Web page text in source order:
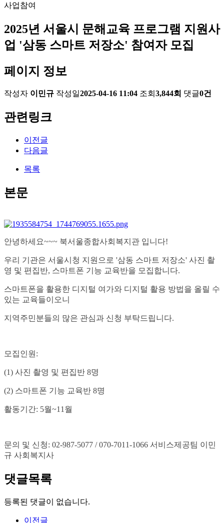
사업참여
2025년 서울시 문해교육 프로그램 지원사
업 '삼동 스마트 저장소' 참여자 모집
페이지 정보
작성자 이민규 작성일2025-04-16 11:04 조회 3,844회 댓글0건
관련링크
이전글
다음글
목록
본문
안녕하세요~~~ 북서울종합사회복지관 입니다!
우리 기관은 서울시청 지원으로 '삼동 스마트 저장소' 사진 촬
영 및 편집반, 스마트폰 기능 교육반을 모집합니다.
스마트폰을 활용한 디지털 여가와 디지털 활용 방법을 올릴 수
있는 교육들이오니
지역주민분들의 많은 관심과 신청 부탁드립니다.
모집인원:
(1) 사진 촬영 및 편집반 8명
(2) 스마트폰 기능 교육반 8명
활동기간: 5월~11월
문의 및 신청: 02-987-5077 / 070-7011-1066 서비스제공팀 이민
규 사회복지사
댓글목록
등록된 댓글이 없습니다.
이전글